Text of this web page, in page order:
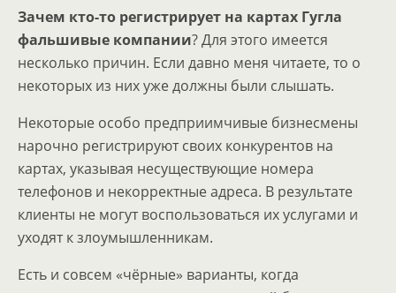
Зачем кто-то регистрирует на картах Гугла
фальшивые компании? Для этого имеется
несколько причин. Если давно меня читаете, то о
некоторых из них уже должны были слышать.
Некоторые особо предприимчивые бизнесмены
нарочно регистрируют своих конкурентов на
картах, указывая несуществующие номера
телефонов и некорректные адреса. В результате
клиенты не могут воспользоваться их услугами и
уходят к злоумышленникам.
Есть и совсем «чёрные» варианты, когда